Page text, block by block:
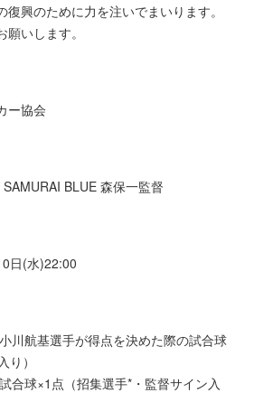
興のために力を注いでまいります。
いします。
ー協会
BLUE 森保一監督
日(水)22:00
川航基選手が得点を決めた際の試合球
）
合球×1点（招集選手*・監督サイン入